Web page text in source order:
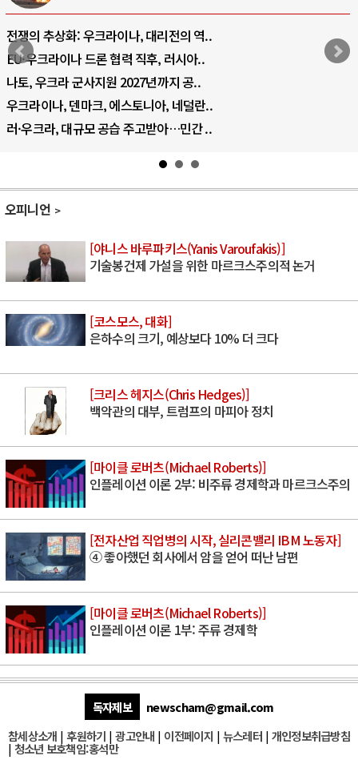
전쟁의 추상화: 우크라이나, 대리전의 역..
EU·우크라이나 드론 협력 직후, 러시아..
나토, 우크라 군사지원 2027년까지 공..
우크라이나, 덴마크, 에스토니아, 네덜란..
러·우크라, 대규모 공습 주고받아…민간 ..
오피니언
[야니스 바루파키스(Yanis Varoufakis)]
기술봉건제 가설을 위한 마르크스주의적 논거
[코스모스, 대화]
은하수의 크기, 예상보다 10% 더 크다
[크리스 헤지스(Chris Hedges)]
백악관의 대부, 트럼프의 마피아 정치
[마이클 로버츠(Michael Roberts)]
인플레이션 이론 2부: 비주류 경제학과 마르크스주의
[전자산업 직업병의 시작, 실리콘밸리 IBM 노동자]
④ 좋아했던 회사에서 암을 얻어 떠난 남편
[마이클 로버츠(Michael Roberts)]
인플레이션 이론 1부: 주류 경제학
독자제보
newscham@gmail.com
참세상소개 | 후원하기 |광고안내 | 이전페이지 | 뉴스레터| 개인정보취급방침
| 청소년 보호책임:홍석만